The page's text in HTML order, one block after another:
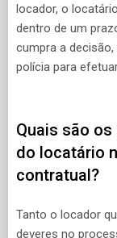
locador, o
dentro de um
cumpra a
polícia para
Quais são
do locatário
contratual?
Tanto o locador
deveres no